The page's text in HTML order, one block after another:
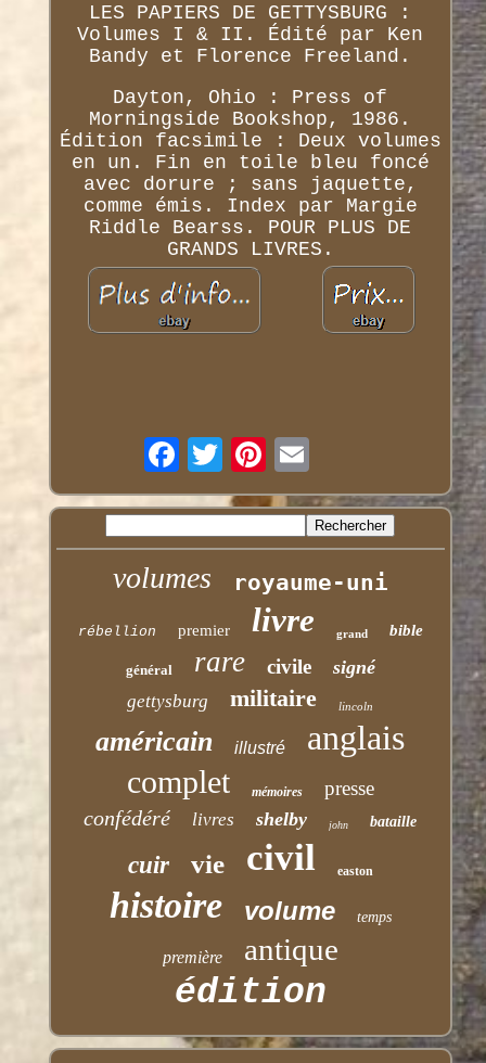
LES PAPIERS DE GETTYSBURG :
Volumes I & II. Édité par Ken
Bandy et Florence Freeland.
Dayton, Ohio : Press of
Morningside Bookshop, 1986.
Édition facsimile : Deux volumes
en un. Fin en toile bleu foncé
avec dorure ; sans jaquette,
comme émis. Index par Margie
Riddle Bearss. POUR PLUS DE
GRANDS LIVRES.
volumes royaume-uni
rébellion premier livre grand bible
général rare civile signé
gettysburg militaire lincoln
américain illustré anglais
complet mémoires presse
confédéré livres shelby john bataille
cuir vie civil easton
histoire volume temps
première antique
édition